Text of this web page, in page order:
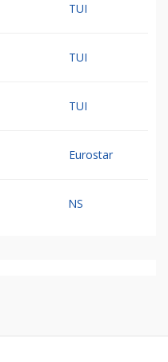
TUI
TUI
TUI
Eurostar
NS